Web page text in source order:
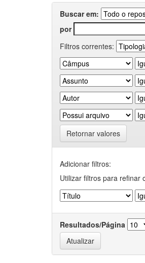
Buscar em:
por
Filtros correntes:
Retornar valores
Adicionar filtros:
Utilizar filtros para refinar
Resultados/Página